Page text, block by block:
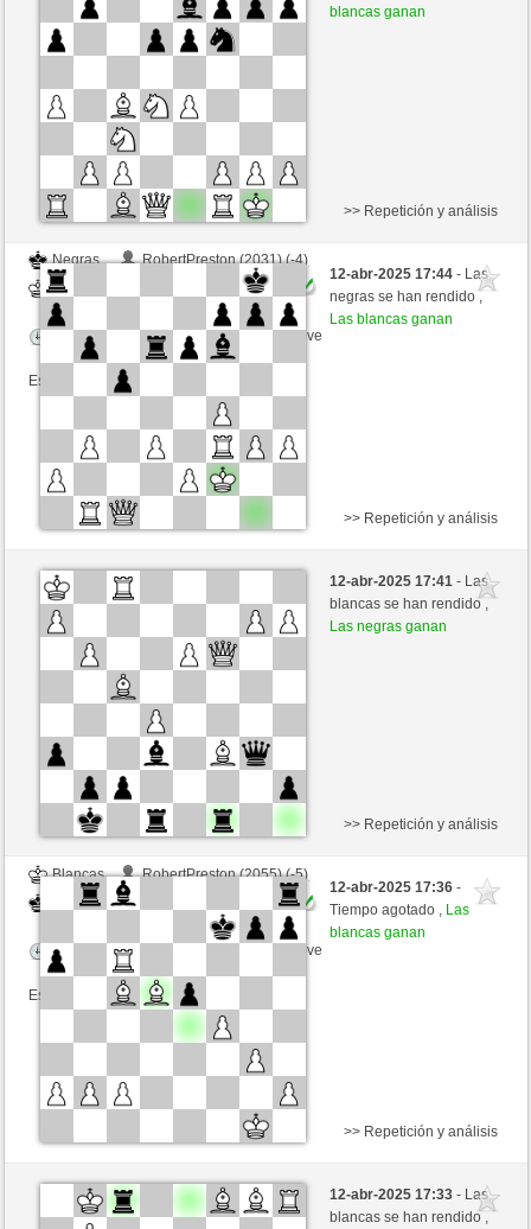
Tiempo: 2 minutes/side + 0 seconds/move
blancas ganan
Negras
RobertPreston (2031) (-4)
Blancas
Kenshiro (2360) (+4)
Tiempo: 2 minutes/side + 0 seconds/move
Esta partida es por puntos
>> Repetición y análisis
12-abr-2025 17:44- Las
negras se han rendido ,
Las blancas ganan
Negras
RobertPreston (2050) (-5)
Blancas
Tiempo: 2 minutes/side + 0 seconds/move
Esta partida es por puntos
>> Repetición y análisis
12-abr-2025 17:41- Las
blancas se han rendido ,
Las negras ganan
Blancas
RobertPreston (2055) (-5)
Negras
Tiempo: 2 minutes/side + 0 seconds/move
Esta partida es por puntos
>> Repetición y análisis
12-abr-2025 17:36-
Tiempo agotado , Las
blancas ganan
Negras
RobertPreston (2060) (-5)
Blancas
Kenshiro (2345) (+5)
>> Repetición y análisis
12-abr-2025 17:33- Las
blancas se han rendido ,